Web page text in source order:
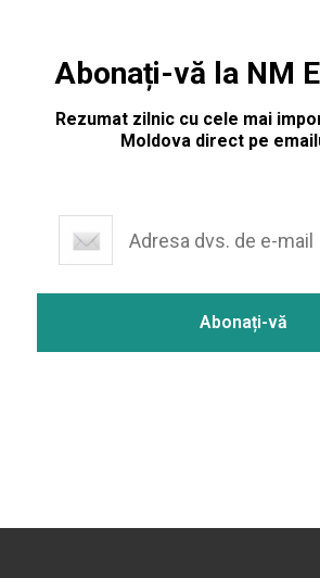
Abonați-vă la NM
Rezumat zilnic cu cele mai
Moldova direct pe